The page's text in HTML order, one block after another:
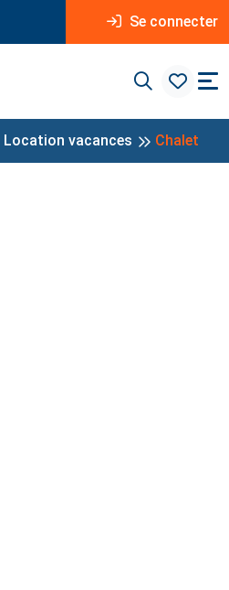
Se connecter
Location vacances Chalet